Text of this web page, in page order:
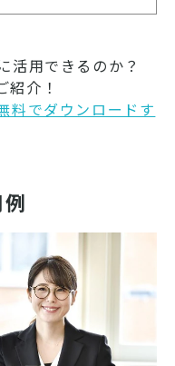
活用できるのか？
介！
料でダウンロードす